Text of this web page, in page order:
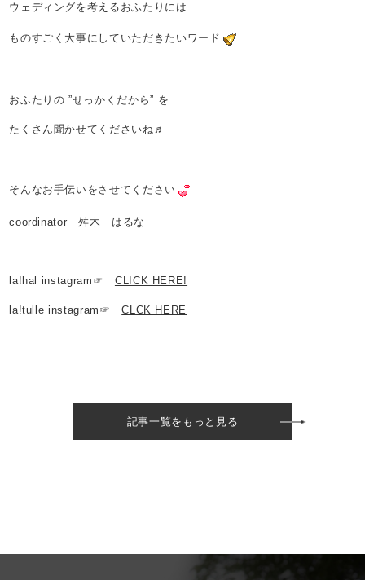
ウェディングを考えるおふたりには
ものすごく大事にしていただきたいワード
おふたりの ”せっかくだから” を
たくさん聞かせてくださいね♬
そんなお手伝いをさせてください
coordinator 舛木 はるな
la!hal instagram☞ CLICK HERE!
la!tulle instagram☞CLCK HERE
記事一覧をもっと見る